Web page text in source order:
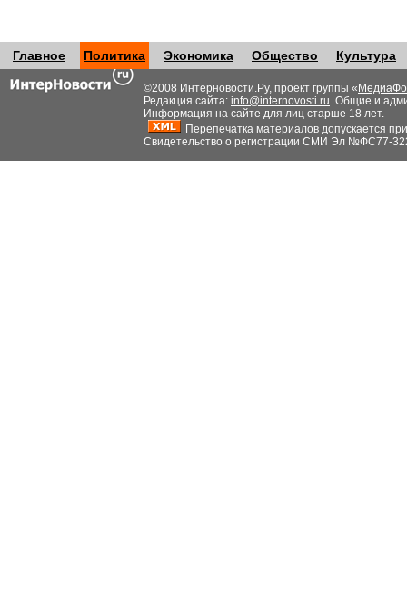
Главное Политика Экономика Общество Культура
©2008 Интерновости.Ру, проект группы «
Редакция сайта: info@internovosti.ru. Общие и
Информация на сайте для лиц старше 18 лет.
Перепечатка материалов допускается
Свидетельство о регистрации СМИ Эл №ФС77-